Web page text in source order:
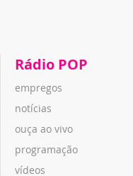
Rádio POP
empregos
notícias
ouça ao vivo
programação
vídeos